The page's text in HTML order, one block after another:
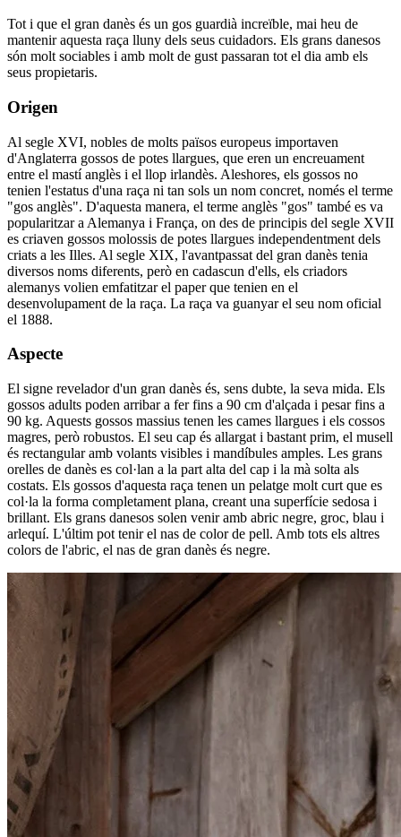
Tot i que el gran danès és un gos guardià increïble, mai heu de
mantenir aquesta raça lluny dels seus cuidadors. Els grans danesos
són molt sociables i amb molt de gust passaran tot el dia amb els
seus propietaris.
Origen
Al segle XVI, nobles de molts països europeus importaven
d'Anglaterra gossos de potes llargues, que eren un encreuament
entre el mastí anglès i el llop irlandès. Aleshores, els gossos no
tenien l'estatus d'una raça ni tan sols un nom concret, només el terme
"gos anglès". D'aquesta manera, el terme anglès "gos" també es va
popularitzar a Alemanya i França, on des de principis del segle XVII
es criaven gossos molossis de potes llargues independentment dels
criats a les Illes. Al segle XIX, l'avantpassat del gran danès tenia
diversos noms diferents, però en cadascun d'ells, els criadors
alemanys volien emfatitzar el paper que tenien en el
desenvolupament de la raça. La raça va guanyar el seu nom oficial
el 1888.
Aspecte
El signe revelador d'un gran danès és, sens dubte, la seva mida. Els
gossos adults poden arribar a fer fins a 90 cm d'alçada i pesar fins a
90 kg. Aquests gossos massius tenen les cames llargues i els cossos
magres, però robustos. El seu cap és allargat i bastant prim, el musell
és rectangular amb volants visibles i mandíbules amples. Les grans
orelles de danès es col·lan a la part alta del cap i la mà solta als
costats. Els gossos d'aquesta raça tenen un pelatge molt curt que es
col·la la forma completament plana, creant una superfície sedosa i
brillant. Els grans danesos solen venir amb abric negre, groc, blau i
arlequí. L'últim pot tenir el nas de color de pell. Amb tots els altres
colors de l'abric, el nas de gran danès és negre.